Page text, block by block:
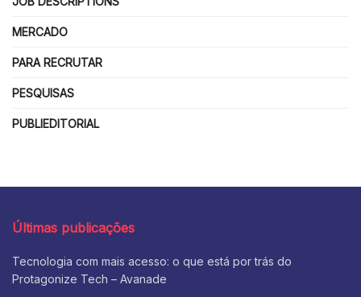
MERCADO
PARA RECRUTAR
PESQUISAS
PUBLIEDITORIAL
Últimas publicações
Tecnologia com mais acesso: o que está por trás do
Protagonize Tech – Avanade